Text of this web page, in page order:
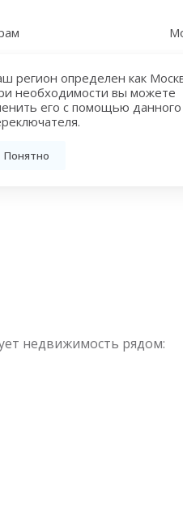
регион определен как
необходимости вы можете
его с помощью данного
Понятно
Купить квартиру новостройку у метро Улица 800-летия Москвы
недвижимость рядом: